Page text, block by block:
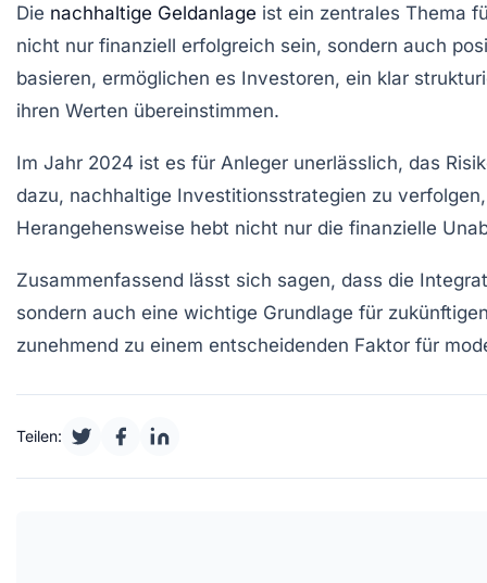
Die nachhaltige Geldanlage ist ein zentrales Thema
nicht nur finanziell erfolgreich sein, sondern auch
basieren, ermöglichen es Investoren, ein klar
ihren Werten übereinstimmen.
Im Jahr 2024 ist es für Anleger unerlässlich, das
dazu, nachhaltige Investitionsstrategien zu
Herangehensweise hebt nicht nur die finanzielle
Zusammenfassend lässt sich sagen, dass die
sondern auch eine wichtige Grundlage für
zunehmend zu einem entscheidenden Faktor für
Teilen: